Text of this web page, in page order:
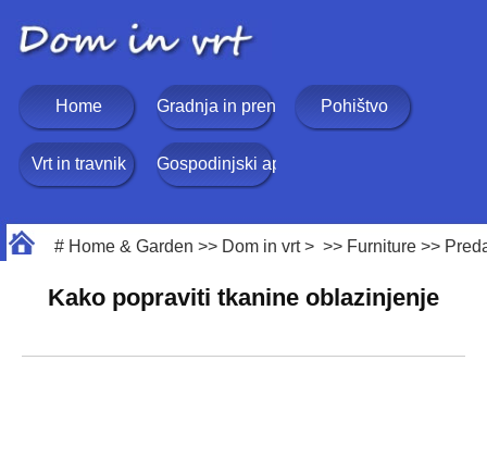
Home Gradnja in prenova Pohištvo
Vrt in travnik Gospodinjski aparati
# Home & Garden >> Dom in vrt> >> Furniture >>
Kako popraviti tkanine oblazinjenje